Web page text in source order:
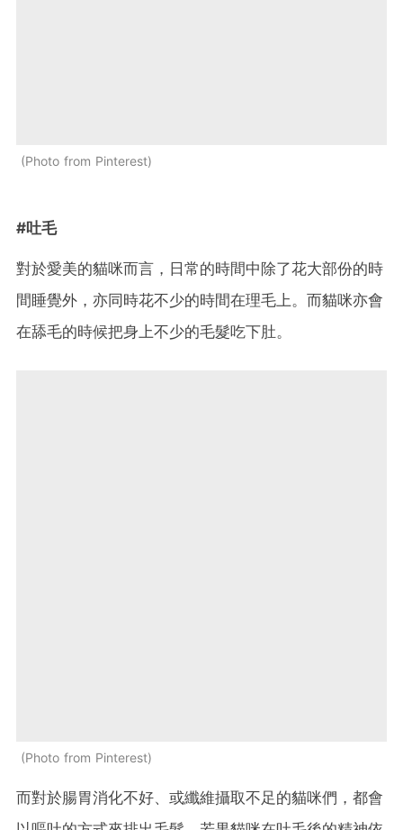
Photo from Pinterest
#吐毛
對於愛美的貓咪而言，日常的時間中除了花大部份的時
間睡覺外，亦同時花不少的時間在理毛上。而貓咪亦會
在舔毛的時候把身上不少的毛髮吃下肚。
Photo from Pinterest
而對於腸胃消化不好、或纖維攝取不足的貓咪們，都會